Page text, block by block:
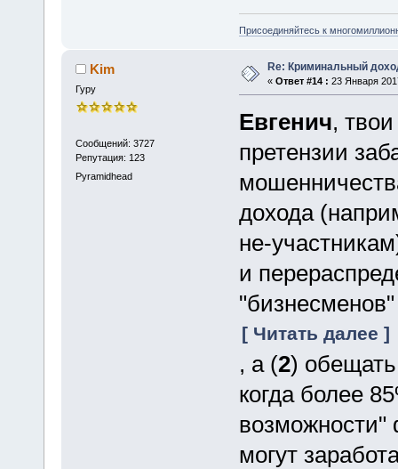
Присоединяйтесь к
Kim
Гуру
Сообщений: 3727
Репутация: 123
Pyramidhead
Re: Криминальный
« Ответ #14 : 23 Января
Евгенич,
претензии
дохода
не-
и
[ Читать далее ]
, а (2)
когда более
могут